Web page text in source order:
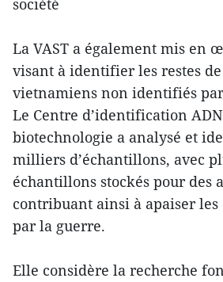
société
La VAST a également mis en
visant à identifier les restes
vietnamiens non identifiés par
Le Centre d’identification
biotechnologie a analysé et
milliers d’échantillons, avec
échantillons stockés pour des
contribuant ainsi à apaiser les
par la guerre.
Elle considère la recherche